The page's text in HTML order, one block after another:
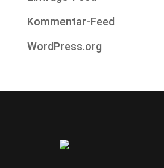
Kommentar-Feed
WordPress.org